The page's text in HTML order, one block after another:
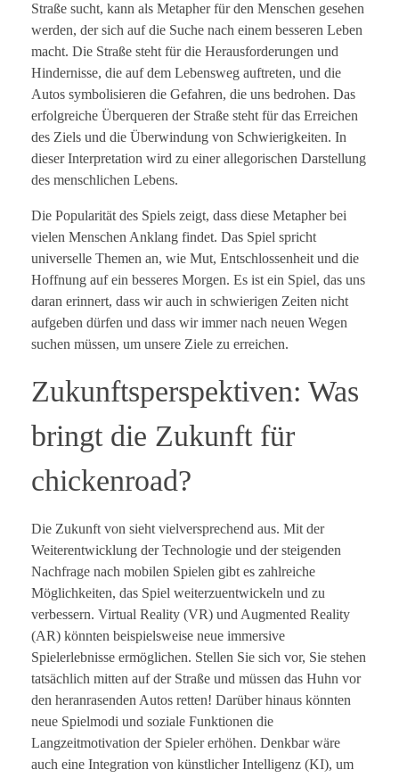
Straße sucht, kann als Metapher für den Menschen gesehen
werden, der sich auf die Suche nach einem besseren Leben
macht. Die Straße steht für die Herausforderungen und
Hindernisse, die auf dem Lebensweg auftreten, und die
Autos symbolisieren die Gefahren, die uns bedrohen. Das
erfolgreiche Überqueren der Straße steht für das Erreichen
des Ziels und die Überwindung von Schwierigkeiten. In
dieser Interpretation wird zu einer allegorischen Darstellung
des menschlichen Lebens.
Die Popularität des Spiels zeigt, dass diese Metapher bei
vielen Menschen Anklang findet. Das Spiel spricht
universelle Themen an, wie Mut, Entschlossenheit und die
Hoffnung auf ein besseres Morgen. Es ist ein Spiel, das uns
daran erinnert, dass wir auch in schwierigen Zeiten nicht
aufgeben dürfen und dass wir immer nach neuen Wegen
suchen müssen, um unsere Ziele zu erreichen.
Zukunftsperspektiven: Was
bringt die Zukunft für
chickenroad?
Die Zukunft von sieht vielversprechend aus. Mit der
Weiterentwicklung der Technologie und der steigenden
Nachfrage nach mobilen Spielen gibt es zahlreiche
Möglichkeiten, das Spiel weiterzuentwickeln und zu
verbessern. Virtual Reality (VR) und Augmented Reality
(AR) könnten beispielsweise neue immersive
Spielerlebnisse ermöglichen. Stellen Sie sich vor, Sie stehen
tatsächlich mitten auf der Straße und müssen das Huhn vor
den heranrasenden Autos retten! Darüber hinaus könnten
neue Spielmodi und soziale Funktionen die
Langzeitmotivation der Spieler erhöhen. Denkbar wäre
auch eine Integration von künstlicher Intelligenz (KI), um